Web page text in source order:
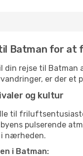
Batman for at
din rejse til
er der
og kultur
til
pulserende
nærheden.
i Batman: